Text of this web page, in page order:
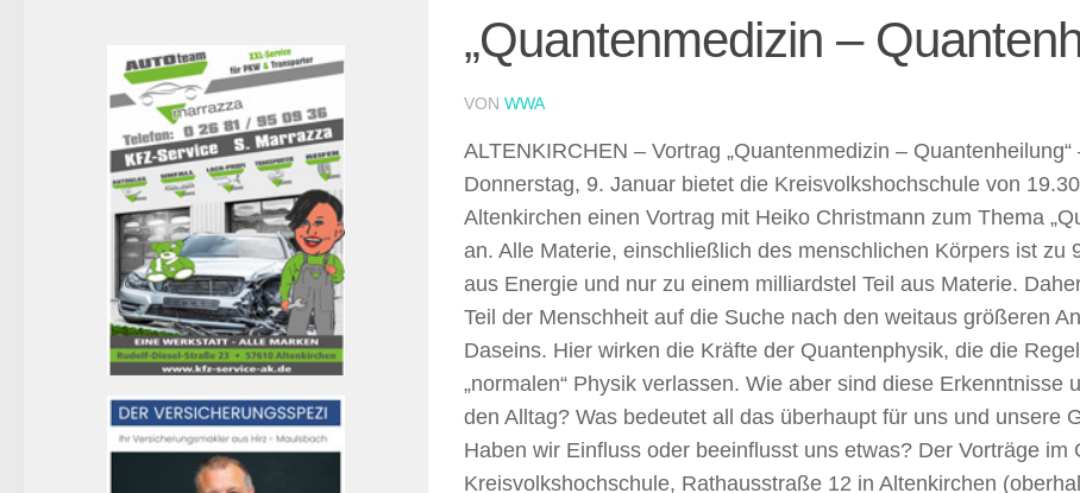
„Quantenmedizin –
VON WWA
ALTENKIRCHEN – Vortrag „Quantenmedizin – Quantenheilung“
Donnerstag, 9. Januar bietet die Kreisvolkshochschule von
Altenkirchen einen Vortrag mit Heiko Christmann zum Thema
an. Alle Materie, einschließlich des menschlichen Körpers ist zu
aus Energie und nur zu einem milliardstel Teil aus Materie.
Teil der Menschheit auf die Suche nach den weitaus größeren
Daseins. Hier wirken die Kräfte der Quantenphysik, die die
„normalen“ Physik verlassen. Wie aber sind diese Erkenntnisse
den Alltag? Was bedeutet all das überhaupt für uns und unsere
Haben wir Einfluss oder beeinflusst uns etwas? Der Vorträge im
Kreisvolkshochschule, Rathausstraße 12 in Altenkirchen